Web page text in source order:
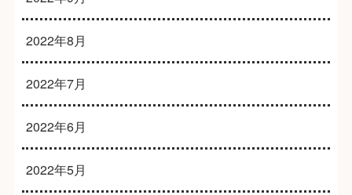
2022年8月
2022年7月
2022年6月
2022年5月